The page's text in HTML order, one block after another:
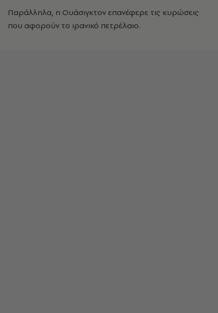
Παράλληλα, η Ουάσιγκτον επανέφερε τις κυρώσεις
που αφορούν το ιρανικό πετρέλαιο.